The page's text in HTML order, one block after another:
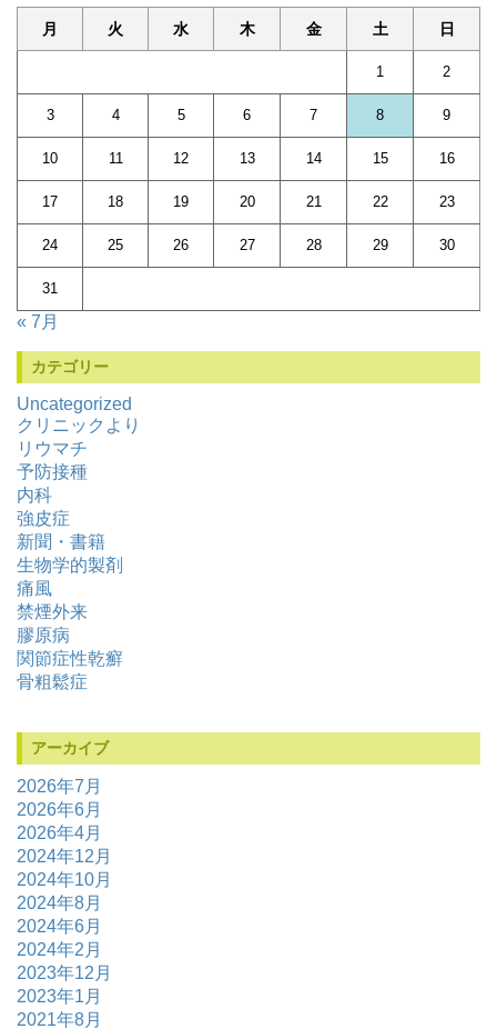
月 火 水 木 金 土 日
1 2
3 4 5 6 7 8 9
10 11 12 13 14 15 16
17 18 19 20 21 22 23
24 25 26 27 28 29 30
31
« 7月
カテゴリー
Uncategorized
クリニックより
リウマチ
予防接種
内科
強皮症
新聞・書籍
生物学的製剤
痛風
禁煙外来
膠原病
関節症性乾癬
骨粗鬆症
アーカイブ
2026年7月
2026年6月
2026年4月
2024年12月
2024年10月
2024年8月
2024年6月
2024年2月
2023年12月
2023年1月
2021年8月